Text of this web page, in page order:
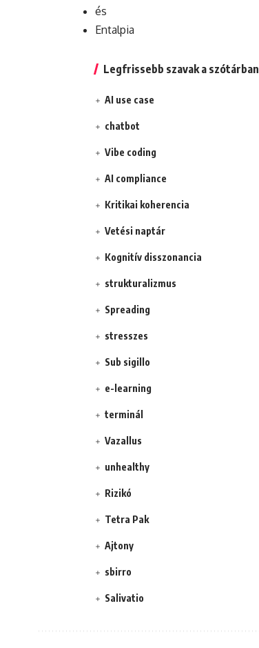
és
Entalpia
Legfrissebb szavak a szótárban
AI use case
chatbot
Vibe coding
AI compliance
Kritikai koherencia
Vetési naptár
Kognitív disszonancia
strukturalizmus
Spreading
stresszes
Sub sigillo
e-learning
terminál
Vazallus
unhealthy
Rizikó
Tetra Pak
Ajtony
sbirro
Salivatio